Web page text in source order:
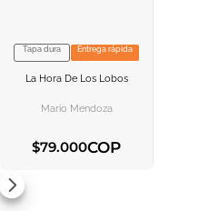
VER INFORMACION
Tapa dura Entrega rápida
La Hora De Los Lobos
Mario Mendoza
$79.000COP